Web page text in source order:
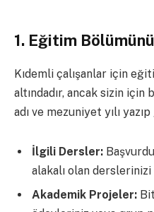
1. Eğitim
Kıdemli çalışanlar için
altındadır, ancak sizin
adı ve mezuniyet yılı
İlgili Dersler:
alakalı olan
Akademik Projeler: